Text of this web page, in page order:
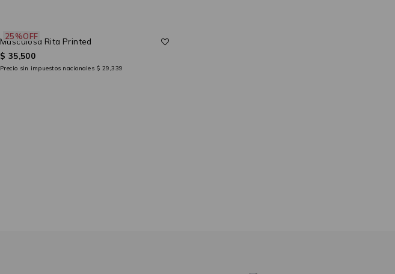
25%OFF
Musculosa Rita Printed
$ 35,500
Precio sin impuestos nacionales $ 29,339